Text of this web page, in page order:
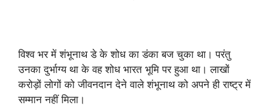
विश्व भर में शंभूनाथ डे के शोध का डंका बज चुका था। परंतु
उनका दुर्भाग्य था के वह शोध भारत भूमि पर हुआ था। लाखों
करोड़ों लोगों को जीवनदान देने वाले शंभूनाथ को अपने ही राष्ट्र में
सम्मान नहीं मिला।